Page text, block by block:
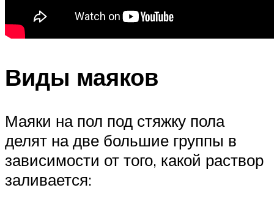
Виды маяков
Маяки на пол под стяжку пола
делят на две большие группы в
зависимости от того, какой раствор
заливается: